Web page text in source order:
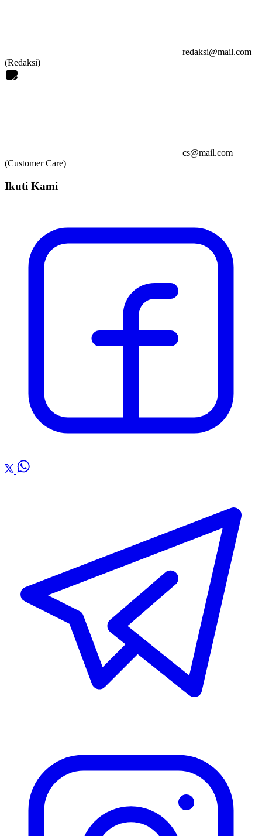
redaksi@mail.com
(Redaksi)
cs@mail.com
(Customer Care)
Ikuti Kami